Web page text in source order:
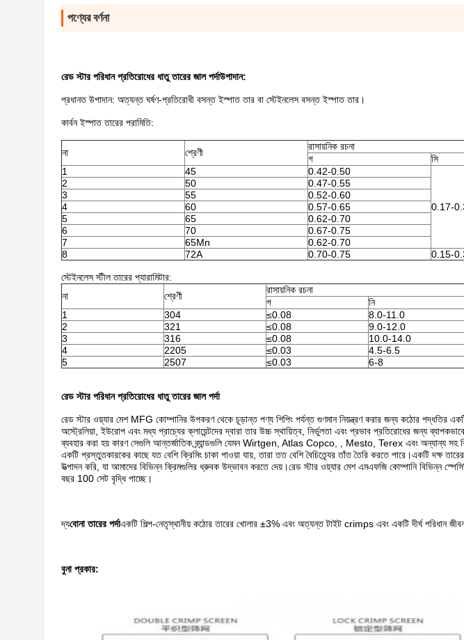
পণ্যের বর্ণনা
রেড স্টার পরিধান প্রতিরোধের ধাতু তারের জাল পর্দাউপাদান:
প্রধানত উপাদান: অত্যন্ত ঘর্ষণ-প্রতিরোধী বসন্ত ইস্পাত তার বা স্টেইনলেস বসন্ত ইস্পাত তার।
কার্বন ইস্পাত তারের পরামিতি:
না শ্রেণী
রাসায়নিক রচনা
গ
সি
1
45 0.42-0.50
0.17-
2 50
0.47-0.55
3
55
0.52-0.60
4
60
0.57-0.65
5
65
0.62-0.70
6
70
0.67-0.75
7
65Mn 0.62-0.70
8
72A 0.70-0.75 0.15-
স্টেইনলেস স্টীল তারের প্যারামিটার:
না
শ্রেণী
রাসায়নিক রচনা
গ
নি
1
304 ≤0.08 8.0-11.0
2
321 ≤0.08 9.0-12.0
3
316 ≤0.08 10.0-14.0
4
2205 ≤0.03 4.5-6.5
5
2507 ≤0.03 6-8
রেড স্টার পরিধান প্রতিরোধের ধাতু তারের জাল পর্দা
রেড স্টার ওয়্যার মেশ MFG কোম্পানির উপকরণ থেকে চূড়ান্ত পণ্য শিপিং পর্যন্ত গুণমান নিয়ন্ত্রণ করার জন্য কঠোর পদ্ধতির
অস্ট্রেলিয়া, ইউরোপ এবং মধ্য প্রাচ্যের ক্লায়েন্টদের দ্বারা তার উচ্চ স্থায়িত্ব, নির্ভুলতা এবং প্রভাব প্রতিরোধের জন্য
ব্যবহার করা হয় কারণ সেগুলি আন্তর্জাতিক ব্র্যান্ডগুলি যেমন Wirtgen, Atlas Copco, , Mesto, Terex এবং অন্যান্য সহ
একটি প্রস্তুতকারকের কাছে যত বেশি ক্রিমিং চাকা পাওয়া যায়, তারা তত বেশি বৈচিত্র্যের তাঁত তৈরি করতে পারে।একটি দক্ষ
উত্পাদন করি, যা আমাদের বিভিন্ন ক্রিমগুলির ধ্রুবক উদ্ভাবন করতে দেয়।রেড স্টার ওয়্যার মেশ এমএফজি কোম্পানি বিভিন্ন
বছর 100 সেট বৃদ্ধি পাচ্ছে।
দ্যবোনা তারের পর্দাএকটি শিল্প-নেতৃস্থানীয় কঠোর তারের খোলার ±3% এবং অত্যন্ত টাইট crimps এবং একটি দীর্ঘ পরিধান জীবন
বুনা প্রকার: